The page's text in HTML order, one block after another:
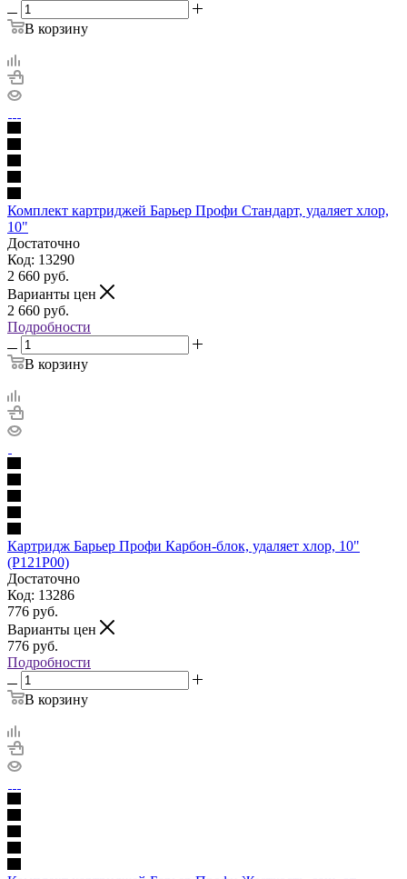
В корзину
Комплект картриджей Барьер Профи Стандарт, удаляет хлор,
10"
Достаточно
Код: 13290
2 660 руб.
Варианты цен
2 660 руб.
Подробности
В корзину
Картридж Барьер Профи Карбон-блок, удаляет хлор, 10"
(Р121Р00)
Достаточно
Код: 13286
776 руб.
Варианты цен
776 руб.
Подробности
В корзину